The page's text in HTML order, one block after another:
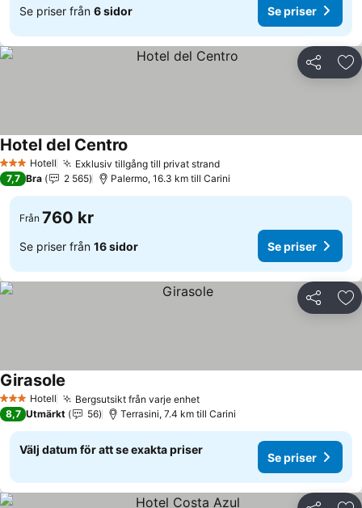
Se priser från 6 sidor Se priser
Dela
3 StjärnorHotell Exklusiv tillgång till privat strand
Hotel del Centro
7,7 Bra 2 565 Palermo, 16.3 km till Carini
Från 760 kr
Se priser från 16 sidor Se priser
Dela
3 StjärnorHotell Bergsutsikt från varje enhet
Girasole
8,7 Utmärkt 56 Terrasini, 7.4 km till Carini
Välj datum för att se exakta priser
Se priser